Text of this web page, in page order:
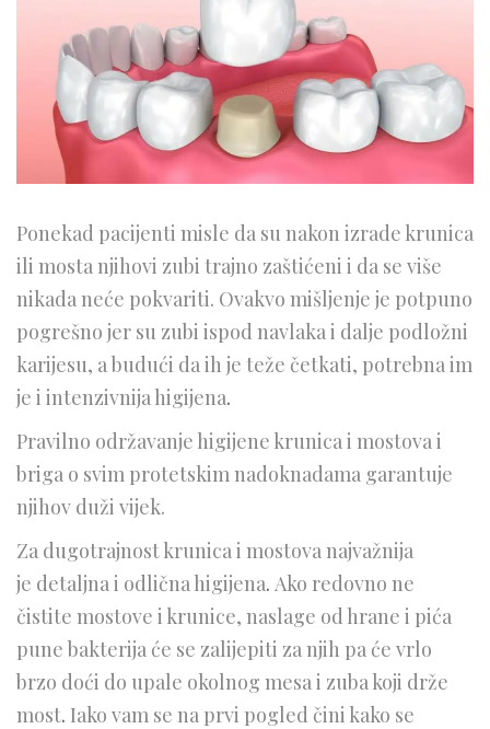
Ponekad pacijenti misle da su nakon izrade krunica
ili mosta njihovi zubi trajno zaštićeni i da se više
nikada neće pokvariti. Ovakvo mišljenje je potpuno
pogrešno jer su zubi ispod navlaka i dalje podložni
karijesu, a budući da ih je teže četkati, potrebna im
je i intenzivnija higijena.
Pravilno održavanje higijene krunica i mostova i
briga o svim protetskim nadoknadama garantuje
njihov duži vijek.
Za dugotrajnost krunica i mostova najvažnija
je detaljna i odlična higijena. Ako redovno ne
čistite mostove i krunice, naslage od hrane i pića
pune bakterija će se zalijepiti za njih pa će vrlo
brzo doći do upale okolnog mesa i zuba koji drže
most. Iako vam se na prvi pogled čini kako se